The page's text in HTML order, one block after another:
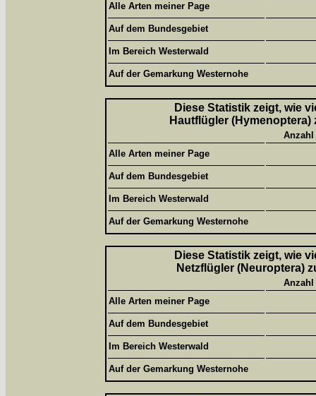
Alle Arten meiner Page
Auf dem Bundesgebiet
Im Bereich Westerwald
Auf der Gemarkung Westernohe
Diese Statistik zeigt, wie
Hautflügler
Alle Arten meiner Page
Auf dem Bundesgebiet
Im Bereich Westerwald
Auf der Gemarkung Westernohe
Diese Statistik zeigt, wie
Netzflügler (Neuroptera)
Alle Arten meiner Page
Auf dem Bundesgebiet
Im Bereich Westerwald
Auf der Gemarkung Westernohe